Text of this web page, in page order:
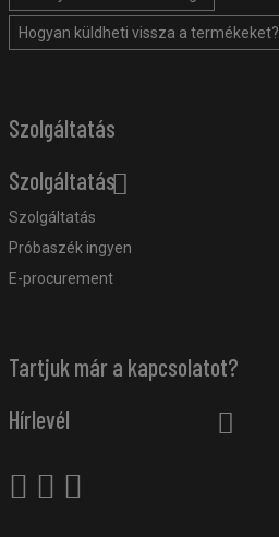
Hogyan küldheti vissza a termékeket?
Szolgáltatás
Szolgáltatás
Szolgáltatás
Próbaszék ingyen
E-procurement
Tartjuk már a kapcsolatot?
Hírlevél